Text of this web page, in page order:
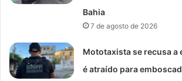
Bahia
7 de agosto de 2026
Mototaxista se recusa a
é atraído para